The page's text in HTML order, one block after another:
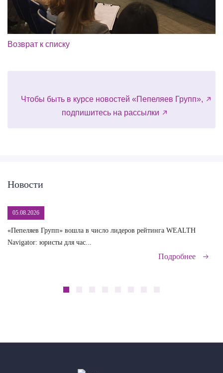
Возврат к списку
Чтобы быть в курсе новостей «Пепеляев Групп»,
подпишитесь на рассылки
Новости
05.08.2026
«Пепеляев Групп» вошла в число лидеров рейтинга WEALTH
Navigator: юристы для час...
Подробнее